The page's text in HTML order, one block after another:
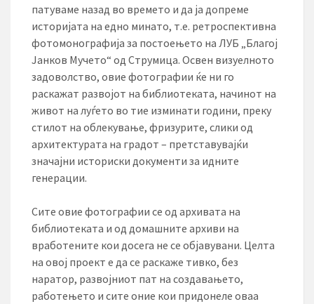
патуваме назад во времето и да ја допреме
историјата на едно минато, т.е. ретроспективна
фотомонографија за постоењето на ЛУБ „Благој
Јанков Мучето“ од Струмица. Освен визуелното
задоволство, овие фотографии ќе ни го
раскажат развојот на библиотеката, начинот на
живот на луѓето во тие изминати години, преку
стилот на облекување, фризурите, слики од
архитектурата на градот – претставувајќи
значајни историски документи за идните
генерации.
Сите овие фотографии се од архивата на
библиотеката и од домашните архиви на
вработените кои досега не се објавувани. Целта
на овој проект е да се раскаже тивко, без
наратор, развојниот пат на создавањето,
работењето и сите оние кои придонеле оваа